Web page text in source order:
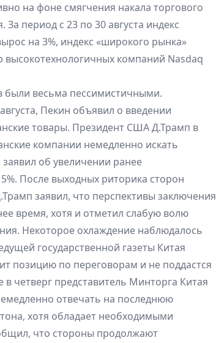
на фоне смягчения накала торгового
период с 23 по 30 августа индекс
на 3%, индекс «широкого рынка»
высокотехнологичных компаний Nasdaq
были весьма пессимистичными.
Пекин объявил о введении
товары. Президент США Д.Трамп в
компании немедленно искать
об увеличении ранее
После выходных риторика сторон
заявил, что перспективы заключения
время, хотя и отметил слабую волю
Некоторое охлаждение наблюдалось
государственной газеты Китая
позицию по переговорам и не поддастся
четверг представитель Минторга Китая
отвечать на последнюю
хотя обладает необходимыми
что стороны продолжают